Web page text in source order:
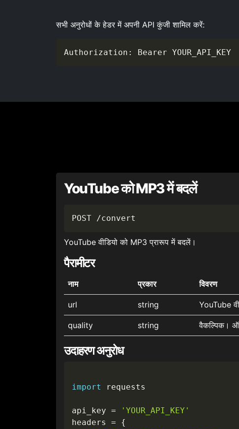
सभी अनुरोधों के हेडर में अपनी API कुंजी शामिल करें:
Authorization: Bearer YOUR_API_KEY
YouTube को MP3 में बदलें
POST /convert
YouTube वीडियो को MP3 प्रारूप में बदलें।
पैरामीटर
नाम प्रकार विवरण
url string YouTube
quality string वैकल्पिक।
उदाहरण अनुरोध
import requests
api_key =
'YOUR_API_KEY'
headers =
{